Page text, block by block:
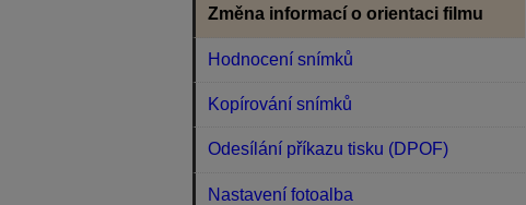
Změna informací o orientaci filmu
Hodnocení snímků
Kopírování snímků
Odesílání příkazu tisku (DPOF)
Nastavení fotoalba